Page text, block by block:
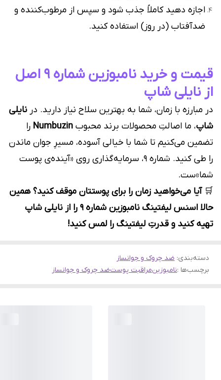
اجازه دهید کاملاً جذب شود و سپس از مرطوب‌کننده و
ضدآفتاب (در روز) استفاده کنید.
قیمت و خرید نامبوزین شماره ۹ اصل
از نایلی شاپ
در مبارزه با زمان، شما به بهترین سلاح نیاز دارید. در نایلی
شاپ، ما اصالتِ محصولات برند محبوب Numbuzin را
تضمین می‌کنیم تا شما با خیالی آسوده، مسیرِ جوان ماندن
را طی کنید. شماره ۹، سرمایه‌گذاری روی «آینده‌ی پوست
شما»ست.
🛒آیا می‌خواهید زمان را برای پوستتان موقف کنید؟ همین
حالا اسنس لیفتینگ نامبوزین شماره ۹ را از نایلی شاپ
تهیه کنید و قدرتِ لیفتینگ را لمس کنید!
دسته‌بندی: ضد چروک و جوانساز
برچسب‌ها :نامبوزینمراقبت پوستضد چروک و جوانساز